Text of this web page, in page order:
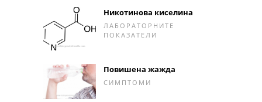
Никотинова киселина
ЛАБОРАТОРНИТЕ
ПОКАЗАТЕЛИ
Повишена жажда
СИМПТОМИ